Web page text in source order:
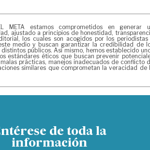
META estamos comprometidos en generar
ajustado a principios de honestidad,
los cuales son acogidos por los periodistas
medio y buscan garantizar la credibilidad de
públicos. Así mismo, hemos establecido
estándares éticos que buscan prevenir
prácticas, manejos inadecuados de conflicto
similares que comprometan la veracidad de
de toda la
información